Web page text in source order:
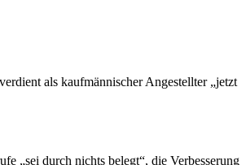
als kaufmännischer Angestellter „jetzt
„sei durch nichts belegt“, die Verbesserung